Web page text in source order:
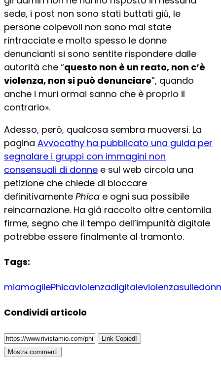
sede, i post non sono stati buttati giù, le
persone colpevoli non sono mai state
rintracciate e molto spesso le donne
denuncianti si sono sentite rispondere dalle
autorità che “questo non è un reato, non c’è
violenza, non si può denunciare”, quando
anche i muri ormai sanno che è proprio il
contrario».
Adesso, però, qualcosa sembra muoversi. La
pagina Avvocathy ha pubblicato una guida per
segnalare i gruppi con immagini non
consensuali di donne e sul web circola una
petizione che chiede di bloccare
definitivamente Phica e ogni sua possibile
reincarnazione. Ha già raccolto oltre centomila
firme, segno che il tempo dell’impunità digitale
potrebbe essere finalmente al tramonto.
Tags:
miamogliePhicaviolenzadigitale
Condividi articolo
Link Copied!
Mostra commenti